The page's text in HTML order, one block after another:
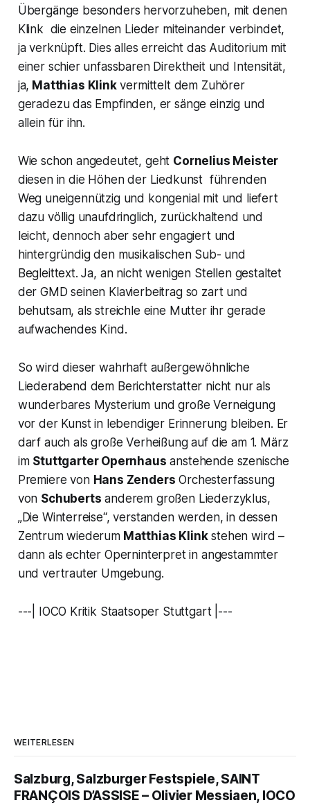
Übergänge besonders hervorzuheben, mit denen
Klink die einzelnen Lieder miteinander verbindet,
ja verknüpft. Dies alles erreicht das Auditorium mit
einer schier unfassbaren Direktheit und Intensität,
ja, Matthias Klinkvermittelt dem Zuhörer
geradezu das Empfinden, er sänge einzig und
allein für ihn.
Wie schon angedeutet, geht Cornelius Meister
diesen in die Höhen der Liedkunst führenden
Weg uneigennützig und kongenial mit und liefert
dazu völlig unaufdringlich, zurückhaltend und
leicht, dennoch aber sehr engagiert und
hintergründig den musikalischen Sub- und
Begleittext. Ja, an nicht wenigen Stellen gestaltet
der GMD seinen Klavierbeitrag so zart und
behutsam, als streichle eine Mutter ihr gerade
aufwachendes Kind.
So wird dieser wahrhaft außergewöhnliche
Liederabend dem Berichterstatter nicht nur als
wunderbares Mysterium und große Verneigung
vor der Kunst in lebendiger Erinnerung bleiben. Er
darf auch als große Verheißung auf die am 1. März
im Stuttgarter Opernhaus anstehende szenische
Premiere von Hans Zenders Orchesterfassung
von Schuberts anderem großen Liederzyklus,
„Die Winterreise“, verstanden werden, in dessen
Zentrum wiederumMatthias Klinkstehen wird –
dann als echter Operninterpret in angestammter
und vertrauter Umgebung.
---| IOCO Kritik Staatsoper Stuttgart |---
WEITERLESEN
Salzburg, Salzburger Festspiele, SAINT
FRANÇOIS D’ASSISE – Olivier Messiaen, IOCO